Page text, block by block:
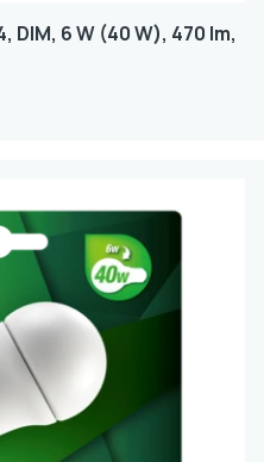
DIM, 6 W (40 W), 470 lm,